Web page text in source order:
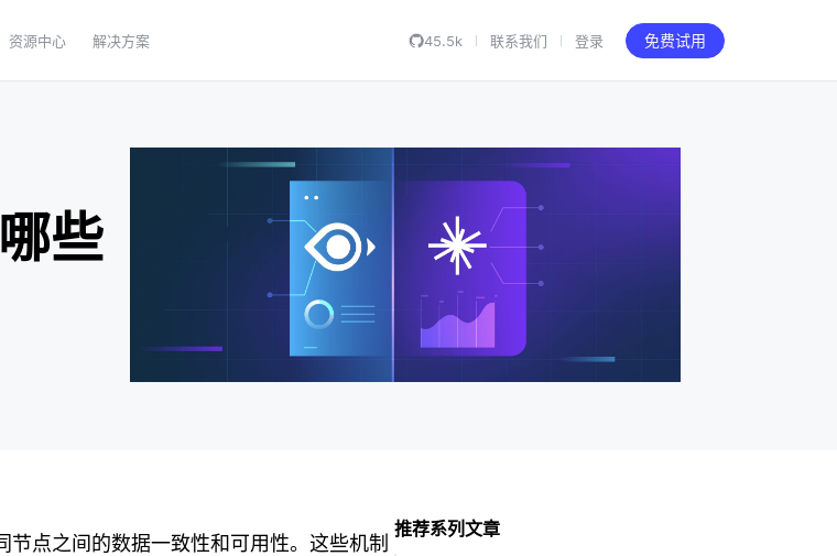
资源中心 解决方案 45.5k 联系我们 登录 免费试用
些
点之间的数据一致性和可用性。这些机制
推荐系列文章